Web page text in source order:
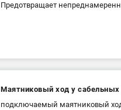
Предотвращает
Маятниковый ход у сабельных
подключаемый маятниковый